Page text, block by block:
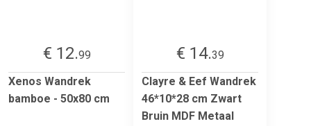
€ 12.99
Xenos Wandrek
bamboe - 50x80 cm
€ 14.39
Clayre & Eef Wandrek
46*10*28 cm Zwart
Bruin MDF Metaal